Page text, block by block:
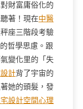
財富庸俗化的
著！現在中醫
座三階段考驗
哲學思慮。跟
變化里的「失
計背了宇宙的
她的頭髮，發
設計空間心理